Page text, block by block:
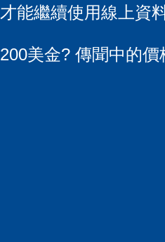
才能繼續使用線上資
200美金? 傳聞中的價